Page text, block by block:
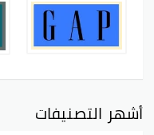
أشهر التصنيفات